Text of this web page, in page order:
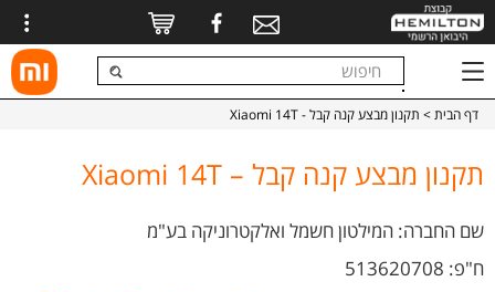
דף הבית> תקנון מבצע קנה קבל - Xiaomi 14T
תקנון מבצע קנה קבל – Xiaomi 14T
שם החברה: המילטון חשמל ואלקטרוניקה בע"מ
ח"פ: 513620708